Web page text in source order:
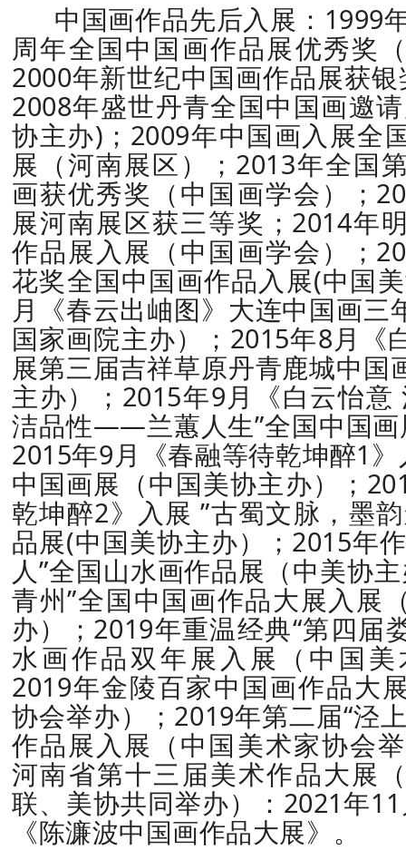
中国画作品先后入展：1999
周年全国中国画作品展优秀奖
2000年新世纪中国画作品展获
2008年盛世丹青全国中国画邀
协主办)；2009年中国画入展全
展（河南展区）；2013年全国
画获优秀奖（中国画学会）；
展河南展区获三等奖；2014年
作品展入展（中国画学会）；
花奖全国中国画作品入展(中国
月《春云出岫图》大连中国画三
国家画院主办）；2015年8月《
展第三届吉祥草原丹青鹿城中国
主办）；2015年9月《白云怡意
洁品性——兰蕙人生”全国中国画
2015年9月《春融等待乾坤醉1》
中国画展（中国美协主办）；
乾坤醉2》入展 ”古蜀文脉，墨
品展(中国美协主办）；2015年
人”全国山水画作品展（中美协
青州”全国中国画作品大展入展
办）；2019年重温经典“第四届
水画作品双年展入展（中国
2019年金陵百家中国画作品大
协会举办）；2019年第二届“泾
作品展入展（中国美术家协会
河南省第十三届美术作品大展
联、美协共同举办）：2021年
《陈濂波中国画作品大展》。